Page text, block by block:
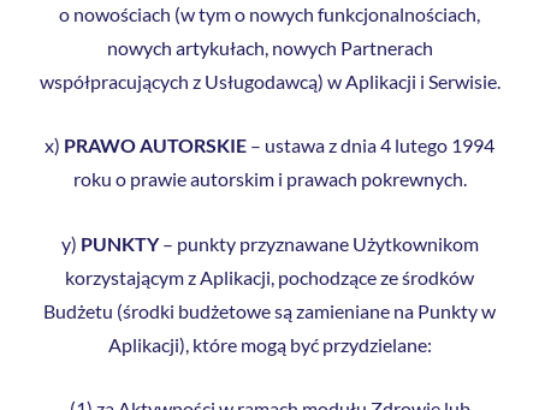
o nowościach (w tym o nowych funkcjonalnościach,
nowych artykułach, nowych Partnerach
współpracujących z Usługodawcą) w Aplikacji i Serwisie.
x) PRAWO AUTORSKIE – ustawa z dnia 4 lutego 1994
roku o prawie autorskim i prawach pokrewnych.
y) PUNKTY– punkty przyznawane Użytkownikom
korzystającym z Aplikacji, pochodzące ze środków
Budżetu (środki budżetowe są zamieniane na Punkty w
Aplikacji), które mogą być przydzielane: